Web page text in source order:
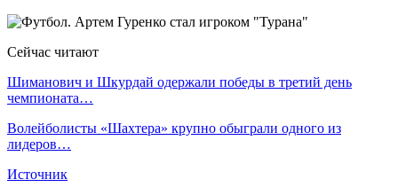
Сейчас читают
Шиманович и Шкурдай одержали победы в третий день
чемпионата…
Волейболисты «Шахтера» крупно обыграли одного из
лидеров…
Источник